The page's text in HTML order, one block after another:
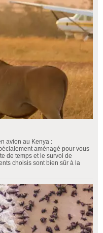
avion au Kenya :
aménagé pour vous
de temps et le survol de
choisis sont bien sûr à la